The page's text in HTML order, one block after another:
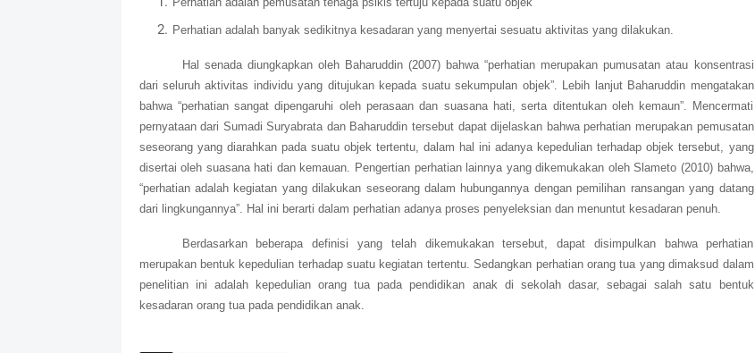
Perhatian adalah banyak sedikitnya kesadaran yang menyertai sesuatu aktivitas yang dilakukan.
Hal senada diungkapkan oleh Baharuddin (2007) bahwa “perhatian merupakan pumusatan atau konsentrasi
dari seluruh aktivitas individu yang ditujukan kepada suatu sekumpulan objek”. Lebih lanjut Baharuddin mengatakan
bahwa “perhatian sangat dipengaruhi oleh perasaan dan suasana hati, serta ditentukan oleh kemaun”. Mencermati
pernyataan dari Sumadi Suryabrata dan Baharuddin tersebut dapat dijelaskan bahwa perhatian merupakan pemusatan
seseorang yang diarahkan pada suatu objek tertentu, dalam hal ini adanya kepedulian terhadap objek tersebut, yang
disertai oleh suasana hati dan kemauan. Pengertian perhatian lainnya yang dikemukakan oleh Slameto (2010) bahwa,
“perhatian adalah kegiatan yang dilakukan seseorang dalam hubungannya dengan pemilihan ransangan yang datang
dari lingkungannya”. Hal ini berarti dalam perhatian adanya proses penyeleksian dan menuntut kesadaran penuh.
Berdasarkan beberapa definisi yang telah dikemukakan tersebut, dapat disimpulkan bahwa perhatian
merupakan bentuk kepedulian terhadap suatu kegiatan tertentu. Sedangkan perhatian orang tua yang dimaksud dalam
penelitian ini adalah kepedulian orang tua pada pendidikan anak di sekolah dasar, sebagai salah satu bentuk
kesadaran orang tua pada pendidikan anak.